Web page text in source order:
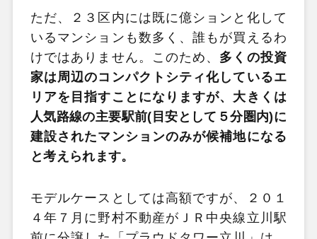
ただ、２３区内には既に億ションと化して
いるマンションも数多く、誰もが買えるわ
けではありません。このため、 多くの投資
家は周辺のコンパクトシティ化しているエ
リアを目指すことになりますが、大きくは
人気路線の主要駅前(目安として５分圏内)に
建設されたマンションのみが候補地になる
と考えられます。
モデルケースとしては高額ですが、２０１
４年７月に野村不動産がＪＲ中央線立川駅